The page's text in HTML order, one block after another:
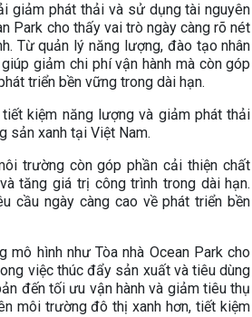
giảm phát thải và sử dụng tài nguyên
Park cho thấy vai trò ngày càng rõ nét
Từ quản lý năng lượng, đào tạo nhân
giảm chi phí vận hành mà còn góp
triển bền vững trong dài hạn.
kiệm năng lượng và giảm phát thải
sản xanh tại Việt Nam.
trường còn góp phần cải thiện chất
tăng giá trị công trình trong dài hạn.
cầu ngày càng cao về phát triển bền
mô hình như Tòa nhà Ocean Park cho
việc thúc đẩy sản xuất và tiêu dùng
đến tối ưu vận hành và giảm tiêu thụ
môi trường đô thị xanh hơn, tiết kiệm